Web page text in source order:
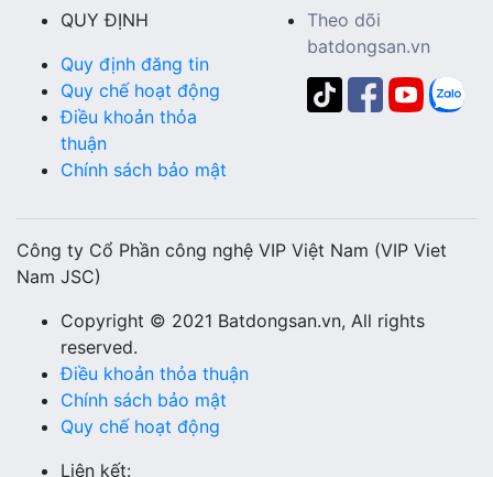
QUY ĐỊNH
Quy định đăng tin
Quy chế hoạt động
Điều khoản thỏa
thuận
Chính sách bảo mật
Theo dõi
batdongsan.vn
Công ty Cổ Phần công nghệ VIP Việt Nam (VIP Viet
Nam JSC)
Copyright © 2021 Batdongsan.vn, All rights
reserved.
Điều khoản thỏa thuận
Chính sách bảo mật
Quy chế hoạt động
Liên kết: